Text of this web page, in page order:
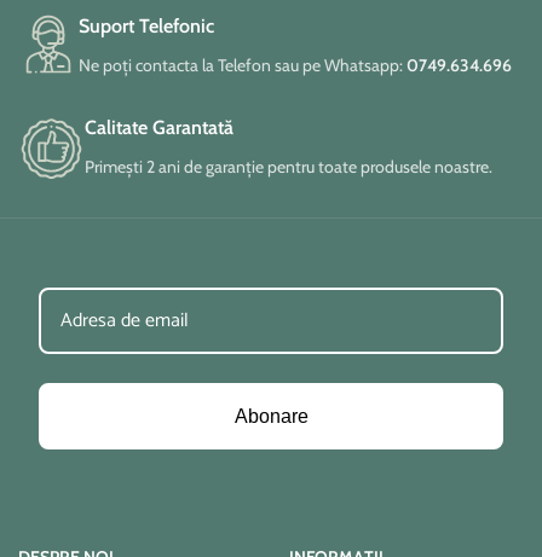
Suport Telefonic
Ne poți contacta la Telefon sau pe Whatsapp:0749.634.696
Calitate Garantată
Primești 2 ani de garanție pentru toate produsele noastre.
Abonare